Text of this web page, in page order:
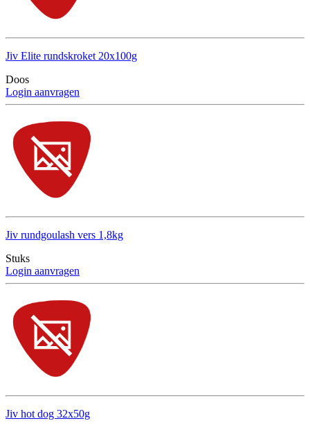
Jiv Elite rundskroket 20x100g
Doos
Login aanvragen
Jiv rundgoulash vers 1,8kg
Stuks
Login aanvragen
Jiv hot dog 32x50g